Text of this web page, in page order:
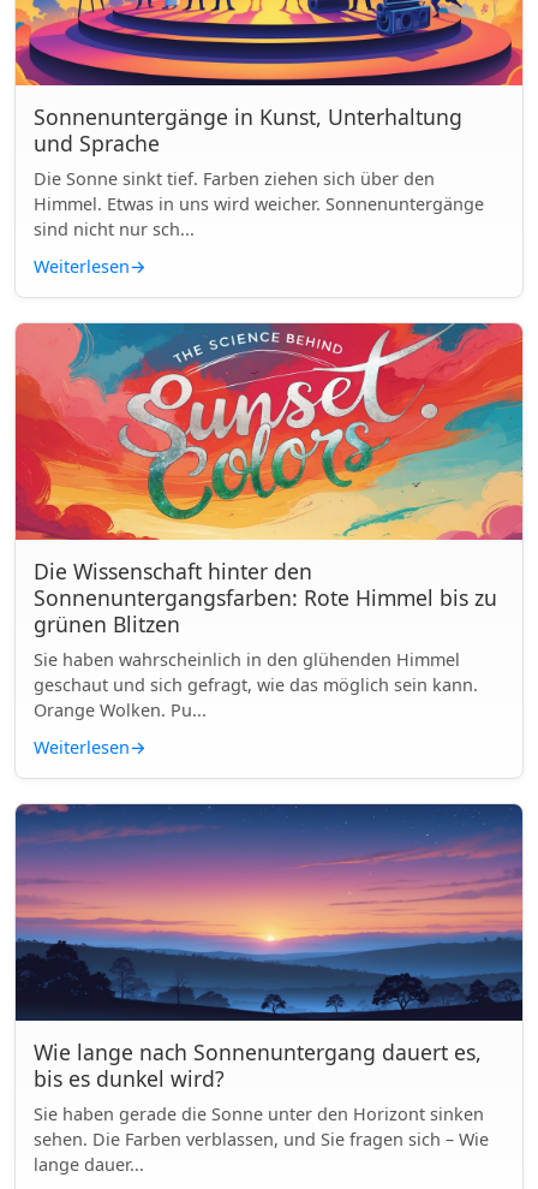
Sonnenuntergänge in Kunst, Unterhaltung
und Sprache
Die Sonne sinkt tief. Farben ziehen sich über den
Himmel. Etwas in uns wird weicher. Sonnenuntergänge
sind nicht nur sch...
Weiterlesen→
Die Wissenschaft hinter den
Sonnenuntergangsfarben: Rote Himmel bis zu
grünen Blitzen
Sie haben wahrscheinlich in den glühenden Himmel
geschaut und sich gefragt, wie das möglich sein kann.
Orange Wolken. Pu...
Weiterlesen→
Wie lange nach Sonnenuntergang dauert es,
bis es dunkel wird?
Sie haben gerade die Sonne unter den Horizont sinken
sehen. Die Farben verblassen, und Sie fragen sich – Wie
lange dauer...